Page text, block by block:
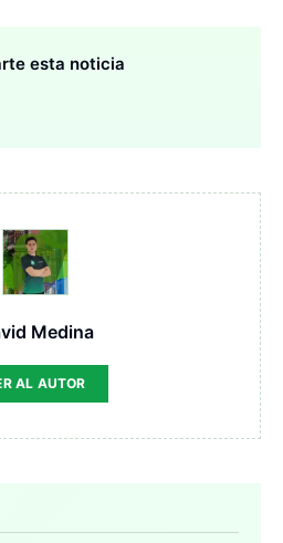
esta noticia
Medina
AL AUTOR